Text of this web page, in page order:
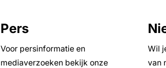
Pers
Voor persinformatie en
mediaverzoeken bekijk onze
Wil
van